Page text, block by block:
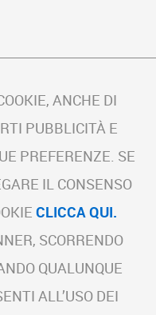
ANCHE DI
PUBBLICITÀ E
PREFERENZE. SE
IL CONSENSO
CLICCA QUI.
SCORRENDO
QUALUNQUE
ALL’USO DEI